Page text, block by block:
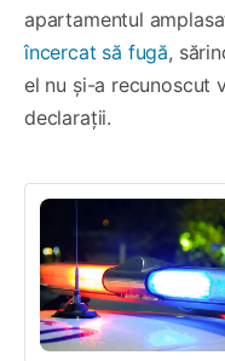
apartamentul
încercat să fugă,
el nu și-a recunoscut
declarații.